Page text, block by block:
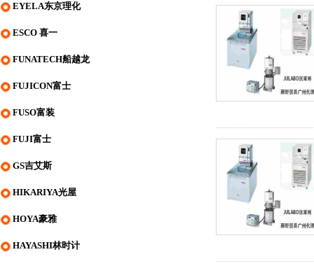
EYELA东京理化
ESCO 喜一
FUNATECH船越龙
FUJICON富士
FUSO富装
FUJI富士
GS吉艾斯
HIKARIYA光屋
HOYA豪雅
HAYASHI林时计